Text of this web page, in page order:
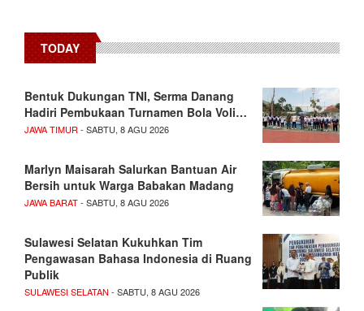
TODAY
Bentuk Dukungan TNI, Serma Danang
Hadiri Pembukaan Turnamen Bola Voli…
JAWA TIMUR- SABTU, 8 AGU 2026
Marlyn Maisarah Salurkan Bantuan Air
Bersih untuk Warga Babakan Madang
JAWA BARAT- SABTU, 8 AGU 2026
Sulawesi Selatan Kukuhkan Tim
Pengawasan Bahasa Indonesia di Ruang
Publik
SULAWESI SELATAN - SABTU, 8 AGU 2026